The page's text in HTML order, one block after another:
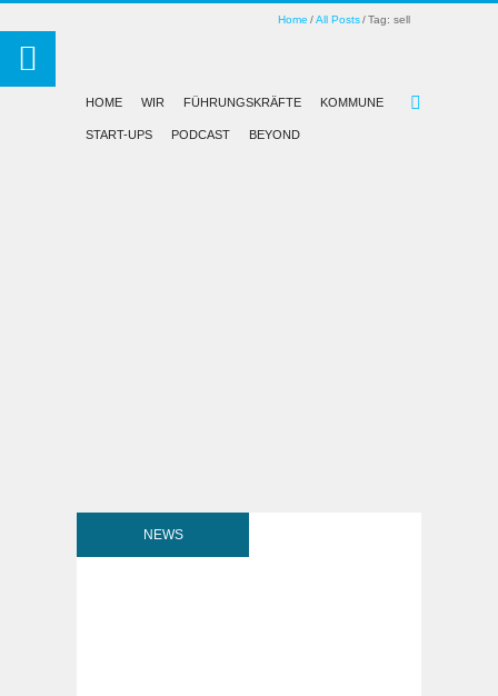
Home All Posts Tag: sell
HOME WIR FÜHRUNGSKRÄFTE KOMMUNE
START-UPS PODCAST BEYOND
NEWS